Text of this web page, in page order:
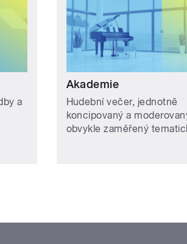
a
Akademie
Hudební večer, jednotně
koncipovaný a
obvykle zaměřený